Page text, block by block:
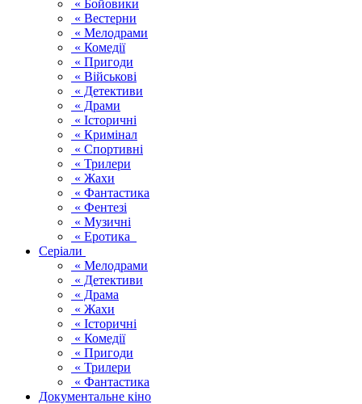
« Бойовики
« Вестерни
« Мелодрами
« Комедії
« Пригоди
« Військові
« Детективи
« Драми
« Історичні
« Кримінал
« Спортивні
« Трилери
« Жахи
« Фантастика
« Фентезі
« Музичні
« Еротика
Серіали
« Мелодрами
« Детективи
« Драма
« Жахи
« Історичні
« Комедії
« Пригоди
« Трилери
« Фантастика
Документальне кіно